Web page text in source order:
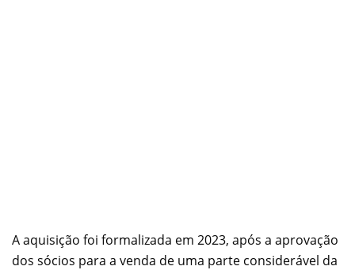
A aquisição foi formalizada em 2023, após a aprovação
dos sócios para a venda de uma parte considerável da